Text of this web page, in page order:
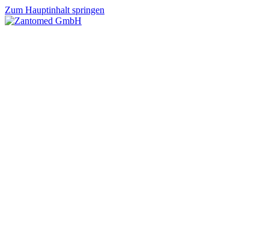
Zum Hauptinhalt springen